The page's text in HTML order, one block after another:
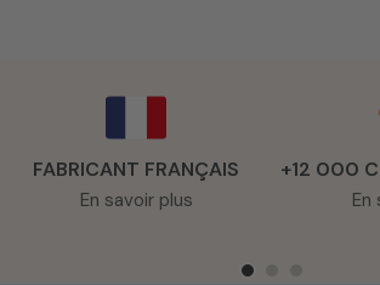
de sommeil
La position dans laquelle vous
le type d'oreiller que vous devez
oreillers 50x75
sont conçus pour
aux différentes positions de
soyez un dormeur sur le dos, sur le
FABRICANT FRANÇAIS
En savoir plus
+12 000
En